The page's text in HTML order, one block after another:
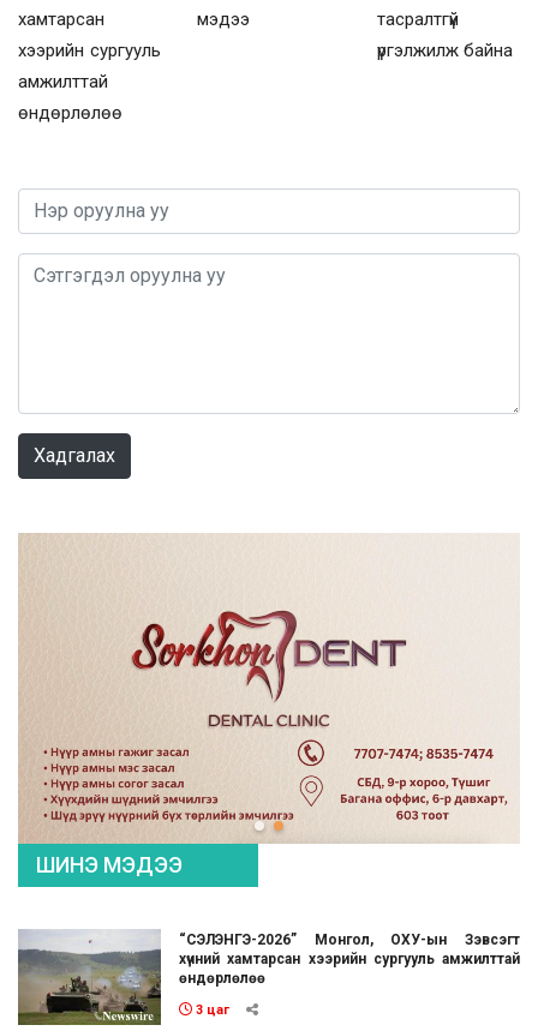
хамтарсан
хээрийн сургууль
амжилттай
өндөрлөлөө
мэдээ
тасралтгүй
үргэлжилж байна
Хадгалах
ШИНЭ МЭДЭЭ
“СЭЛЭНГЭ-2026” Монгол, ОХУ-ын Зэвсэгт
хүчний хамтарсан хээрийн сургууль амжилттай
өндөрлөлөө
3 цаг